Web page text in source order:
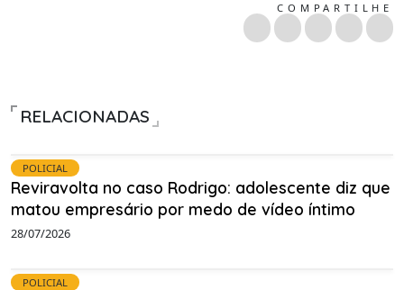
COMPARTILHE
RELACIONADAS
POLICIAL
Reviravolta no caso Rodrigo: adolescente diz que
matou empresário por medo de vídeo íntimo
28/07/2026
POLICIAL